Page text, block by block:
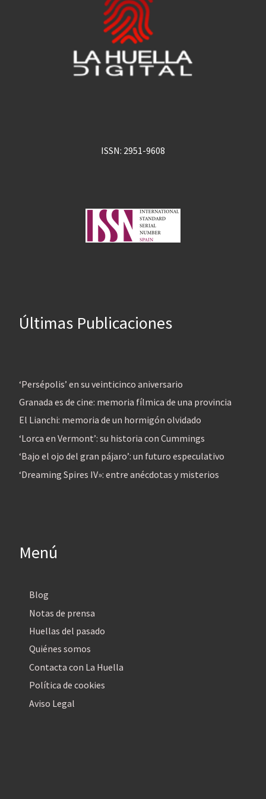
ISSN: 2951-9608
Últimas Publicaciones
‘Persépolis’ en su veinticinco aniversario
Granada es de cine: memoria fílmica de una provincia
El Lianchi: memoria de un hormigón olvidado
‘Lorca en Vermont’: su historia con Cummings
‘Bajo el ojo del gran pájaro’: un futuro especulativo
‘Dreaming Spires IV»: entre anécdotas y misterios
Menú
Blog
Notas de prensa
Huellas del pasado
Quiénes somos
Contacta con La Huella
Política de cookies
Aviso Legal